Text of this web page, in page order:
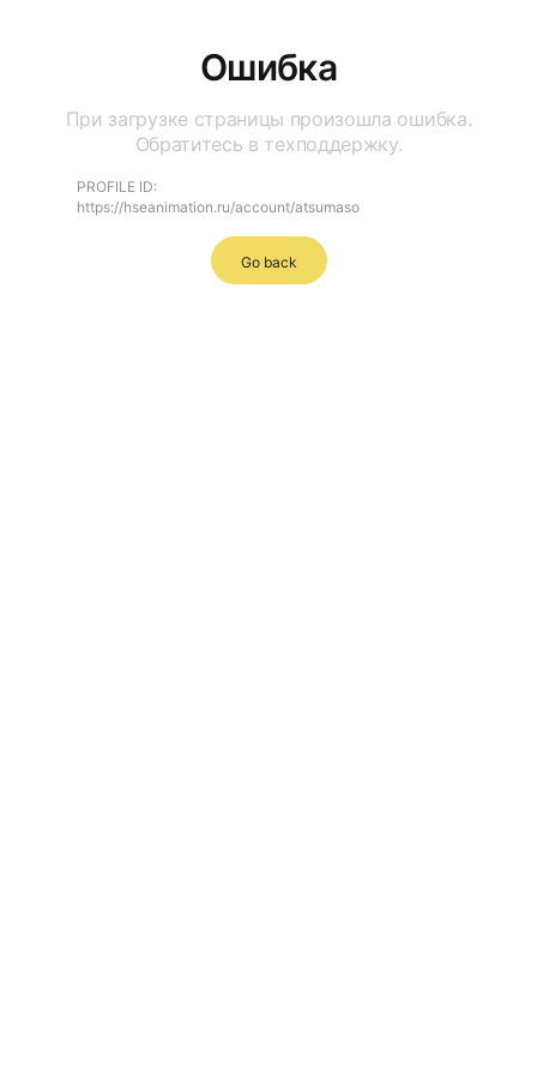
Ошибка
При загрузке страницы произошла ошибка.
Обратитесь в техподдержку.
PROFILE ID:
https://hseanimation.ru/account/atsumaso
Go back